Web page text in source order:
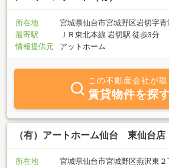
所在地
宮城県仙台市宮城野区岩切字青
最寄駅
ＪＲ東北本線 岩切駅 徒歩3分
情報提供元
アットホーム
この不動産会社が取
賃貸物件を探
（有）アートホーム仙台 東仙台店
所在地
宮城県仙台市宮城野区燕沢東２